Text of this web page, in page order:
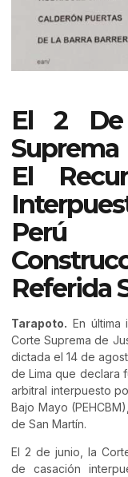
El 2 De
El
Perú
Referida
Tarapoto. En última
Corte Suprema de
dictada el 14 de
de Lima que declara
arbitral interpuesto
Bajo Mayo
de San Martín.
El 2 de junio, la
de casación